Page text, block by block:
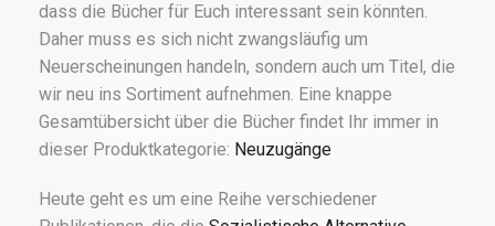
dass die Bücher für Euch interessant sein könnten.
Daher muss es sich nicht zwangsläufig um
Neuerscheinungen handeln, sondern auch um Titel, die
wir neu ins Sortiment aufnehmen. Eine knappe
Gesamtübersicht über die Bücher findet Ihr immer in
dieser Produktkategorie: Neuzugänge
Heute geht es um eine Reihe verschiedener